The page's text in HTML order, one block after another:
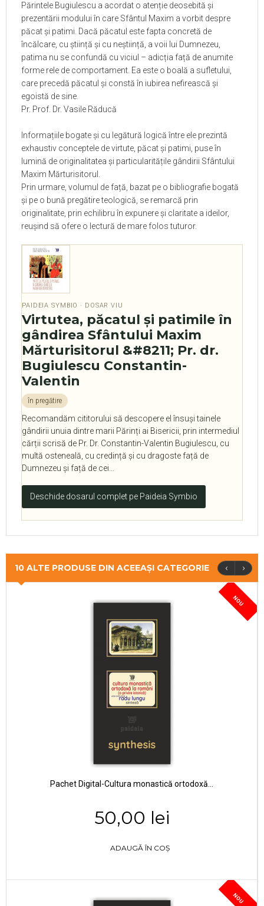
Părintele Bugiulescu a acordat o atenție deosebită și
prezentării modului în care Sfântul Maxim a vorbit despre
păcat și patimi. Dacă păcatul este fapta concretă de
încălcare, cu știință și cu neștiință, a voii lui Dumnezeu,
patima nu se confundă cu viciul – adicția față de anumite
forme rele de comportament. Ea este o boală a sufletului,
care precedă păcatul și constă în iubirea nefirească și
egoistă de sine.
Pr. Prof. Dr. Vasile Răducă
Informațiile bogate și cu legătură logică între ele prezintă
exhaustiv conceptele de virtute, păcat și patimi, puse în
lumină de originalitatea și particularitățile gândirii Sfântului
Maxim Mărturisitorul.
Prin urmare, volumul de față, bazat pe o bibliografie bogată
și pe o bună pregătire teologică, se remarcă prin
originalitate, prin echilibru în expunere și claritate a ideilor,
reușind să ofere o lectură de mare folos tuturor.
PAIDEIA SYMBIO · DOSAR VIU
Virtutea, păcatul și patimile în
gândirea Sfântului Maxim
Mărturisitorul &#8211; Pr. dr.
Bugiulescu Constantin-
Valentin
în pregătire
Recomandăm cititorului să descopere el însuși tainele
gândirii unuia dintre marii Părinți ai Bisericii, prin intermediul
cărții scrisă de Pr. Dr. Constantin-Valentin Bugiulescu, cu
multă osteneală, cu credință și cu dragoste față de
Dumnezeu și față de cei…
Deschide dosarul complet pe Paideia Symbio
10 ALTE PRODUSE DIN ACEEAȘI CATEGORIE ‹ ›
NOU
Pachet Digital-Cultura monastică ortodoxă...
50,00 lei
ADAUGĂ ÎN COȘ
NOU